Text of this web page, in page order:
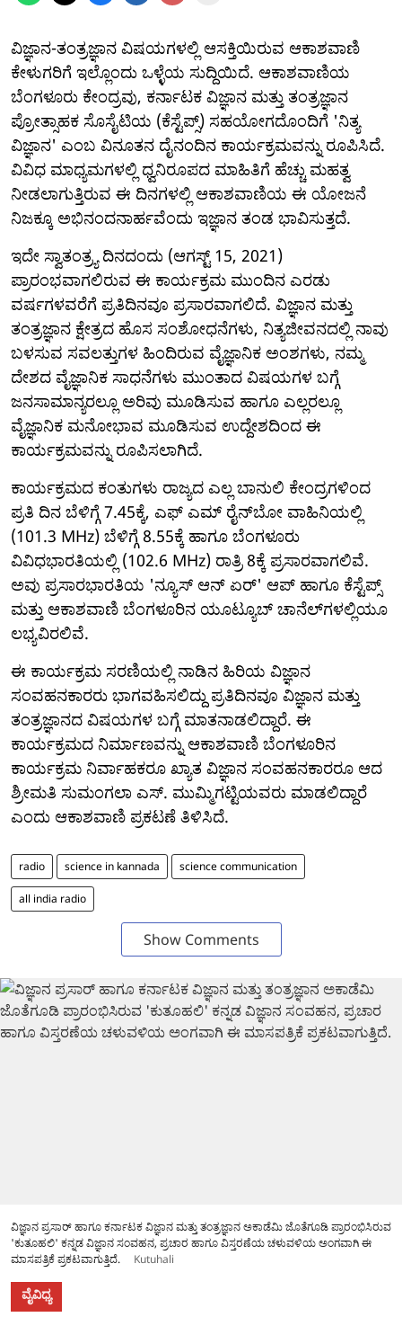
ವಿಜ್ಞಾನ-ತಂತ್ರಜ್ಞಾನ ವಿಷಯಗಳಲ್ಲಿ ಆಸಕ್ತಿಯಿರುವ ಆಕಾಶವಾಣಿ
ಕೇಳುಗರಿಗೆ ಇಲ್ಲೊಂದು ಒಳ್ಳೆಯ ಸುದ್ದಿಯಿದೆ. ಆಕಾಶವಾಣಿಯ
ಬೆಂಗಳೂರು ಕೇಂದ್ರವು, ಕರ್ನಾಟಕ ವಿಜ್ಞಾನ ಮತ್ತು ತಂತ್ರಜ್ಞಾನ
ಪ್ರೋತ್ಸಾಹಕ ಸೊಸೈಟಿಯ (ಕೆಸ್ಟೆಪ್ಸ್) ಸಹಯೋಗದೊಂದಿಗೆ 'ನಿತ್ಯ
ವಿಜ್ಞಾನ' ಎಂಬ ವಿನೂತನ ದೈನಂದಿನ ಕಾರ್ಯಕ್ರಮವನ್ನು ರೂಪಿಸಿದೆ.
ವಿವಿಧ ಮಾಧ್ಯಮಗಳಲ್ಲಿ ಧ್ವನಿರೂಪದ ಮಾಹಿತಿಗೆ ಹೆಚ್ಚು ಮಹತ್ವ
ನೀಡಲಾಗುತ್ತಿರುವ ಈ ದಿನಗಳಲ್ಲಿ ಆಕಾಶವಾಣಿಯ ಈ ಯೋಜನೆ
ನಿಜಕ್ಕೂ ಅಭಿನಂದನಾರ್ಹವೆಂದು ಇಜ್ಞಾನ ತಂಡ ಭಾವಿಸುತ್ತದೆ.
ಇದೇ ಸ್ವಾತಂತ್ರ್ಯ ದಿನದಂದು (ಆಗಸ್ಟ್ 15, 2021)
ಪ್ರಾರಂಭವಾಗಲಿರುವ ಈ ಕಾರ್ಯಕ್ರಮ ಮುಂದಿನ ಎರಡು
ವರ್ಷಗಳವರೆಗೆ ಪ್ರತಿದಿನವೂ ಪ್ರಸಾರವಾಗಲಿದೆ. ವಿಜ್ಞಾನ ಮತ್ತು
ತಂತ್ರಜ್ಞಾನ ಕ್ಷೇತ್ರದ ಹೊಸ ಸಂಶೋಧನೆಗಳು, ನಿತ್ಯಜೀವನದಲ್ಲಿ ನಾವು
ಬಳಸುವ ಸವಲತ್ತುಗಳ ಹಿಂದಿರುವ ವೈಜ್ಞಾನಿಕ ಅಂಶಗಳು, ನಮ್ಮ
ದೇಶದ ವೈಜ್ಞಾನಿಕ ಸಾಧನೆಗಳು ಮುಂತಾದ ವಿಷಯಗಳ ಬಗ್ಗೆ
ಜನಸಾಮಾನ್ಯರಲ್ಲೂ ಅರಿವು ಮೂಡಿಸುವ ಹಾಗೂ ಎಲ್ಲರಲ್ಲೂ
ವೈಜ್ಞಾನಿಕ ಮನೋಭಾವ ಮೂಡಿಸುವ ಉದ್ದೇಶದಿಂದ ಈ
ಕಾರ್ಯಕ್ರಮವನ್ನು ರೂಪಿಸಲಾಗಿದೆ.
ಕಾರ್ಯಕ್ರಮದ ಕಂತುಗಳು ರಾಜ್ಯದ ಎಲ್ಲ ಬಾನುಲಿ ಕೇಂದ್ರಗಳಿಂದ
ಪ್ರತಿ ದಿನ ಬೆಳಿಗ್ಗೆ 7.45ಕ್ಕೆ, ಎಫ್ ಎಮ್ ರೈನ್‌ಬೋ ವಾಹಿನಿಯಲ್ಲಿ
(101.3 MHz) ಬೆಳಿಗ್ಗೆ 8.55ಕ್ಕೆ ಹಾಗೂ ಬೆಂಗಳೂರು
ವಿವಿಧಭಾರತಿ‌ಯಲ್ಲಿ (102.6 MHz) ರಾತ್ರಿ 8ಕ್ಕೆ ಪ್ರಸಾರವಾಗಲಿವೆ.
ಅವು ಪ್ರಸಾರಭಾರತಿಯ 'ನ್ಯೂಸ್ ಆನ್ ಏರ್' ಆಪ್ ಹಾಗೂ ಕೆಸ್ಟೆಪ್ಸ್
ಮತ್ತು ಆಕಾಶವಾಣಿ ಬೆಂಗಳೂರಿನ ಯೂಟ್ಯೂಬ್ ಚಾನೆಲ್‌ಗಳಲ್ಲಿಯೂ
ಲಭ್ಯವಿರಲಿವೆ.
ಈ ಕಾರ್ಯಕ್ರಮ ಸರಣಿಯಲ್ಲಿ ನಾಡಿನ ಹಿರಿಯ ವಿಜ್ಞಾನ
ಸಂವಹನಕಾರರು ಭಾಗವಹಿಸಲಿದ್ದು ಪ್ರತಿದಿನವೂ ವಿಜ್ಞಾನ ಮತ್ತು
ತಂತ್ರಜ್ಞಾನದ ವಿಷಯಗಳ ಬಗ್ಗೆ ಮಾತನಾಡಲಿದ್ದಾರೆ. ಈ
ಕಾರ್ಯಕ್ರಮದ ನಿರ್ಮಾಣವನ್ನು ಆಕಾಶವಾಣಿ ಬೆಂಗಳೂರಿನ
ಕಾರ್ಯಕ್ರಮ ನಿರ್ವಾಹಕರೂ ಖ್ಯಾತ ವಿಜ್ಞಾನ ಸಂವಹನಕಾರರೂ ಆದ
ಶ್ರೀಮತಿ ಸುಮಂಗಲಾ ಎಸ್. ಮುಮ್ಮಿಗಟ್ಟಿಯವರು ಮಾಡಲಿದ್ದಾರೆ
ಎಂದು ಆಕಾಶವಾಣಿ ಪ್ರಕಟಣೆ ತಿಳಿಸಿದೆ.
radio science in kannada science communication
all india radio
Show Comments
ವಿಜ್ಞಾನ ಪ್ರಸಾರ್ ಹಾಗೂ ಕರ್ನಾಟಕ ವಿಜ್ಞಾನ ಮತ್ತು ತಂತ್ರಜ್ಞಾನ ಅಕಾಡೆಮಿ ಜೊತೆಗೂಡಿ ಪ್ರಾರಂಭಿಸಿರುವ
'ಕುತೂಹಲಿ' ಕನ್ನಡ ವಿಜ್ಞಾನ ಸಂವಹನ, ಪ್ರಚಾರ ಹಾಗೂ ವಿಸ್ತರಣೆಯ ಚಳುವಳಿಯ ಅಂಗವಾಗಿ ಈ
ಮಾಸಪತ್ರಿಕೆ ಪ್ರಕಟವಾಗುತ್ತಿದೆ.
Kutuhali
ವೈವಿಧ್ಯ